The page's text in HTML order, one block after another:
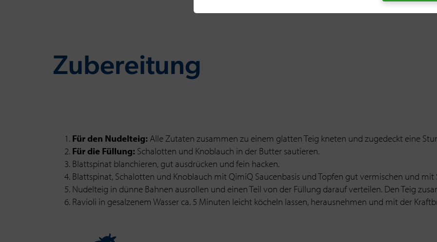
Zu­be­rei­tung
Für den Nudelteig: Alle Zutaten zusammen zu einem glatten Teig kneten und zugedeckt eine
Für die Füllung: Schalotten und Knoblauch in der Butter sautieren.
Blattspinat blanchieren, gut ausdrücken und fein hacken.
Blattspinat, Schalotten und Knoblauch mit QimiQ Saucenbasis und Topfen gut vermischen und mit
Nudelteig in dünne Bahnen ausrollen und einen Teil von der Füllung darauf verteilen. Den Teig
Ravioli in gesalzenem Wasser ca. 5 Minuten leicht köcheln lassen, herausnehmen und mit der